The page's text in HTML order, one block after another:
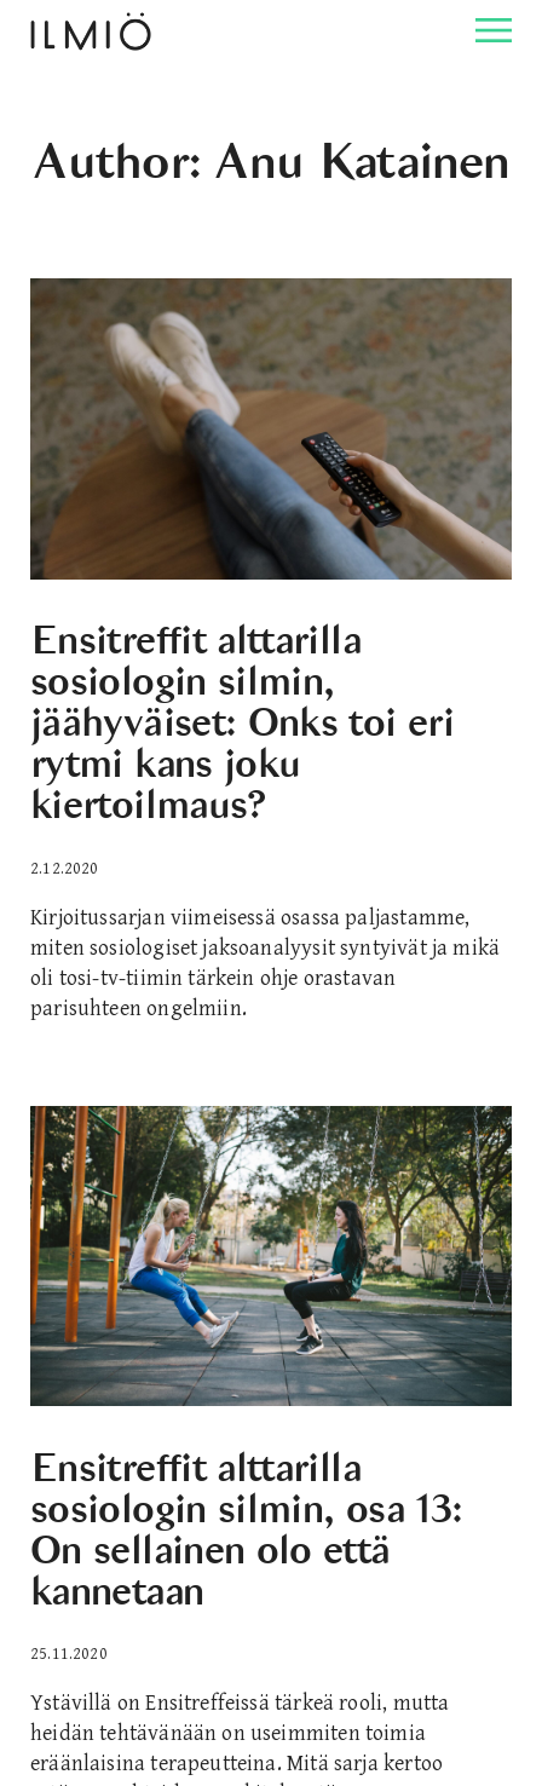
Author: Anu Katainen
Ensitreffit alttarilla
sosiologin silmin,
jäähyväiset: Onks toi eri
rytmi kans joku
kiertoilmaus?
2.12.2020
Kirjoitussarjan viimeisessä osassa paljastamme,
miten sosiologiset jaksoanalyysit syntyivät ja mikä
oli tosi-tv-tiimin tärkein ohje orastavan
parisuhteen ongelmiin.
Ensitreffit alttarilla
sosiologin silmin, osa 13:
On sellainen olo että
kannetaan
25.11.2020
Ystävillä on Ensitreffeissä tärkeä rooli, mutta
heidän tehtävänään on useimmiten toimia
eräänlaisina terapeutteina. Mitä sarja kertoo